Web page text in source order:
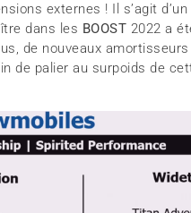
externes ! Il s’agit
dans les BOOST 2022 a
de nouveaux amortisseurs
de palier au surpoids de